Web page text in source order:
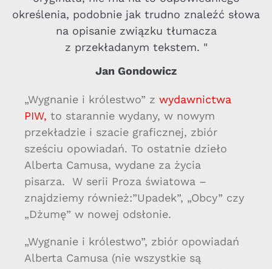
określenia, podobnie jak trudno znaleźć słowa
na opisanie związku tłumacza
z przekładanym tekstem. "
Jan Gondowicz
„Wygnanie i królestwo” z wydawnictwa
PIW, to starannie wydany, w nowym
przekładzie i szacie graficznej, zbiór
sześciu opowiadań. To ostatnie dzieło
Alberta Camusa, wydane za życia
pisarza. W serii Proza światowa –
znajdziemy również:”Upadek”, „Obcy” czy
„Dżumę” w nowej odsłonie.
„Wygnanie i królestwo”, zbiór opowiadań
Alberta Camusa (nie wszystkie są